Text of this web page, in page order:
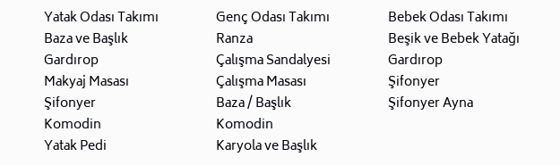
Yatak Odası Takımı
Baza ve Başlık
Gardırop
Makyaj Masası
Şifonyer
Komodin
Yatak Pedi
Genç Odası Takımı
Ranza
Çalışma Sandalyesi
Çalışma Masası
Baza / Başlık
Komodin
Karyola ve Başlık
Bebek Odası Takımı
Beşik ve Bebek Yatağı
Gardırop
Şifonyer
Şifonyer Ayna